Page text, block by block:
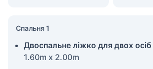
Спальня 1
Двоспальне ліжко для двох осіб
1.60m x 2.00m